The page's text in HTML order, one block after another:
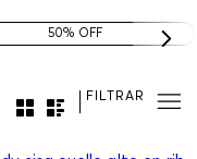
50% OFF
FILTRAR